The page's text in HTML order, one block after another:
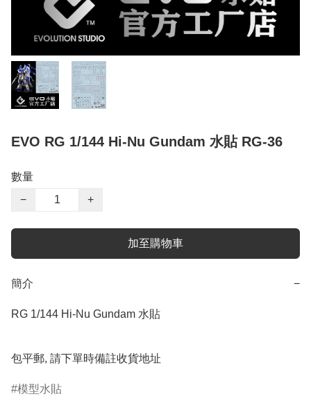
EVO RG 1/144 Hi-Nu Gundam 水貼 RG-36
數量
−
+
加至購物車
簡介 −
RG 1/144 Hi-Nu Gundam 水貼
包平郵, 請下單時備註收貨地址
模型水貼